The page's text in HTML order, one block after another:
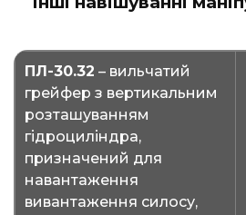
ПЛ-30.32 – вильчатий
грейфер з вертикальним
розташуванням
гідроциліндра,
призначений для
навантаження
вивантаження силосу,